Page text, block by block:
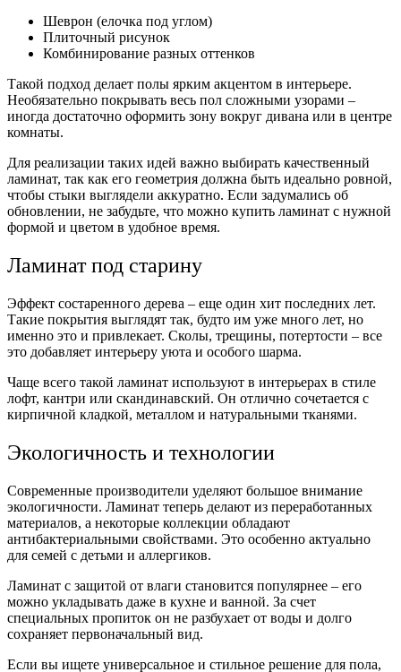
Шеврон (елочка под углом)
Плиточный рисунок
Комбинирование разных оттенков
Такой подход делает полы ярким акцентом в интерьере.
Необязательно покрывать весь пол сложными узорами –
иногда достаточно оформить зону вокруг дивана или в центре
комнаты.
Для реализации таких идей важно выбирать качественный
ламинат, так как его геометрия должна быть идеально ровной,
чтобы стыки выглядели аккуратно. Если задумались об
обновлении, не забудьте, что можно купить ламинат с нужной
формой и цветом в удобное время.
Ламинат под старину
Эффект состаренного дерева – еще один хит последних лет.
Такие покрытия выглядят так, будто им уже много лет, но
именно это и привлекает. Сколы, трещины, потертости – все
это добавляет интерьеру уюта и особого шарма.
Чаще всего такой ламинат используют в интерьерах в стиле
лофт, кантри или скандинавский. Он отлично сочетается с
кирпичной кладкой, металлом и натуральными тканями.
Экологичность и технологии
Современные производители уделяют большое внимание
экологичности. Ламинат теперь делают из переработанных
материалов, а некоторые коллекции обладают
антибактериальными свойствами. Это особенно актуально
для семей с детьми и аллергиков.
Ламинат с защитой от влаги становится популярнее – его
можно укладывать даже в кухне и ванной. За счет
специальных пропиток он не разбухает от воды и долго
сохраняет первоначальный вид.
Если вы ищете универсальное и стильное решение для пола,